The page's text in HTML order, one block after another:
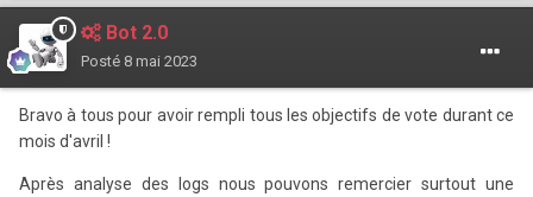
Bot 2.0
Posté 8 mai 2023
Bravo à tous pour avoir rempli tous les objectifs de vote durant ce
mois d'avril !
Après analyse des logs nous pouvons remercier surtout une